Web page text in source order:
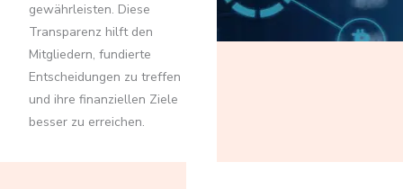
gewährleisten. Diese
Transparenz hilft den
Mitgliedern, fundierte
Entscheidungen zu treffen
und ihre finanziellen Ziele
besser zu erreichen.